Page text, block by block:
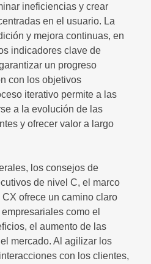
ineficiencias y crear
en el usuario. La
y mejora continuas, en
indicadores clave de
un progreso
con los objetivos
iterativo permite a las
a la evolución de las
y ofrecer valor a largo
los consejos de
de nivel C, el marco
ofrece un camino claro
como el
el aumento de las
mercado. Al agilizar los
con los clientes,